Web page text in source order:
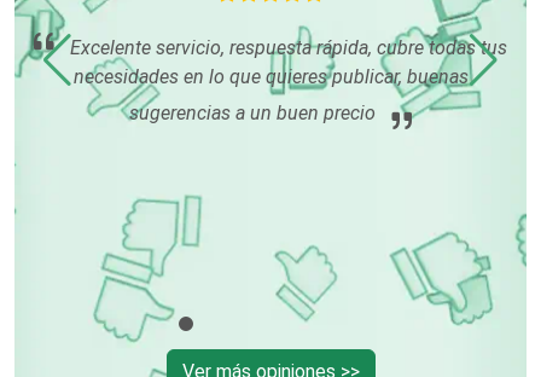
Electrodomésticos
Elevadores y Ascensores
Empaques y Embalajes
a
Excelente servicio, respuesta rápida, cubre todas tus
necesidades en lo que quieres publicar, buenas
sugerencias a un buen precio
Ver más opiniones >>